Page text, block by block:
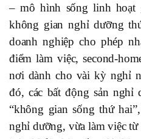
– mô hình sống linh
không gian nghỉ dưỡng
doanh nghiệp cho phép
điểm làm việc, second-
nơi dành cho vài kỳ nghỉ
đó, các bất động sản nghỉ
“không gian sống thứ
nghỉ dưỡng, vừa làm việc